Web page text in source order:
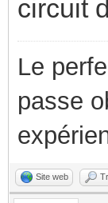
circuit
Le
passe
Site web